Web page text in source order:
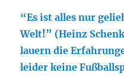
“Es ist alles nur
Welt!” (Heinz
lauern die
leider keine